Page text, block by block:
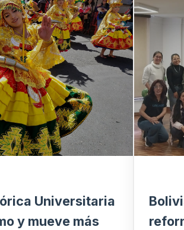
Universitaria
y mueve más